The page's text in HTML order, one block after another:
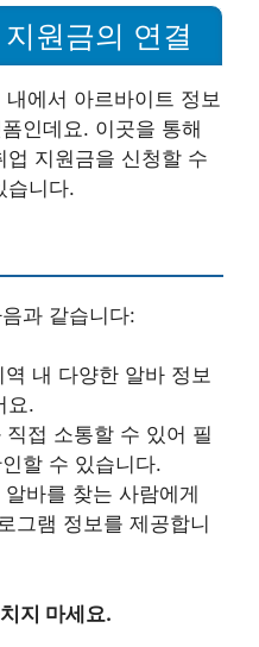
원금의 연결
에서 아르바이트 정보
인데요. 이곳을 통해
지원금을 신청할 수
습니다.
과 같습니다:
역 내 다양한 알바 정보
요.
직접 소통할 수 있어 필
할 수 있습니다.
알바를 찾는 사람에게
그램 정보를 제공합니
지 마세요.